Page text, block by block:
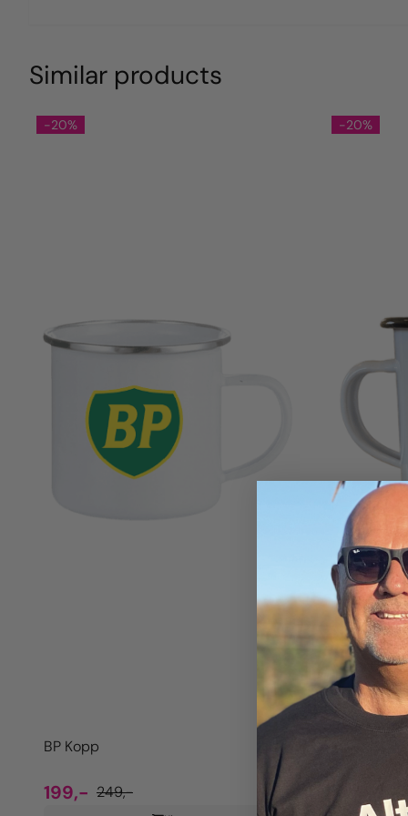
Similar products
-20%
BP Kopp
199,- 249,-
-20%